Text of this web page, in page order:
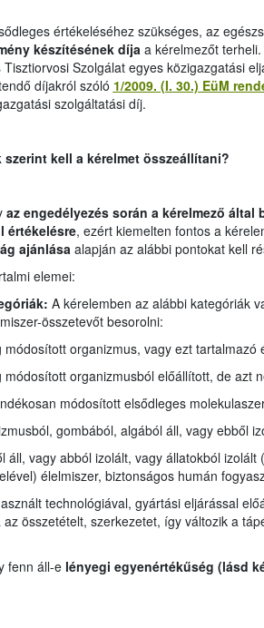
értékeléséhez szükséges, az
készítésének díjaa kérelmezőt
Szolgálat egyes közigazgatási
díjakról szóló 1/2009. (I. 30.) EüM
szolgáltatási díj.
kell a kérelmet összeállítani?
az engedélyezés során a kérelmező
értékelésre, ezért kiemelten fontos a
ajánlásaalapján az alábbi pontokat kell
elemei:
A kérelemben az alábbi kategóriák
összetevőt besorolni:
módosított organizmus, vagy ezt tartalmazó
módosított organizmusból előállított, de azt
módosított elsődleges
gombából, algából áll, vagy ebből
áll, vagy abból izolált, vagy állatokból
élelmiszer, biztonságos humán
technológiával, gyártási eljárással
az összetételt, szerkezetet, így változik a
fenn áll-elényegi egyenértékűség (lásd